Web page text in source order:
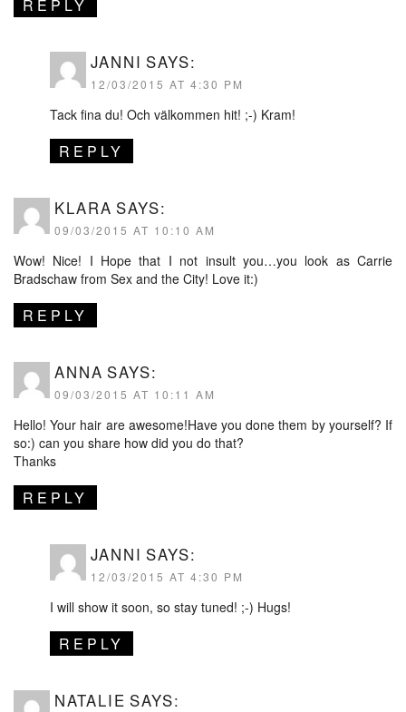
REPLY
JANNI SAYS:
12/03/2015 AT 4:30 PM
Tack fina du! Och välkommen hit! ;-) Kram!
REPLY
KLARA SAYS:
09/03/2015 AT 10:10 AM
Wow! Nice! I Hope that I not insult you…you look as Carrie
Bradschaw from Sex and the City! Love it:)
REPLY
ANNA SAYS:
09/03/2015 AT 10:11 AM
Hello! Your hair are awesome!Have you done them by yourself? If
so:) can you share how did you do that?
Thanks
REPLY
JANNI SAYS:
12/03/2015 AT 4:30 PM
I will show it soon, so stay tuned! ;-) Hugs!
REPLY
NATALIE SAYS: